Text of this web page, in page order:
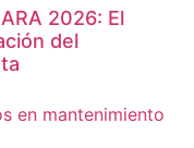
2026: El
del